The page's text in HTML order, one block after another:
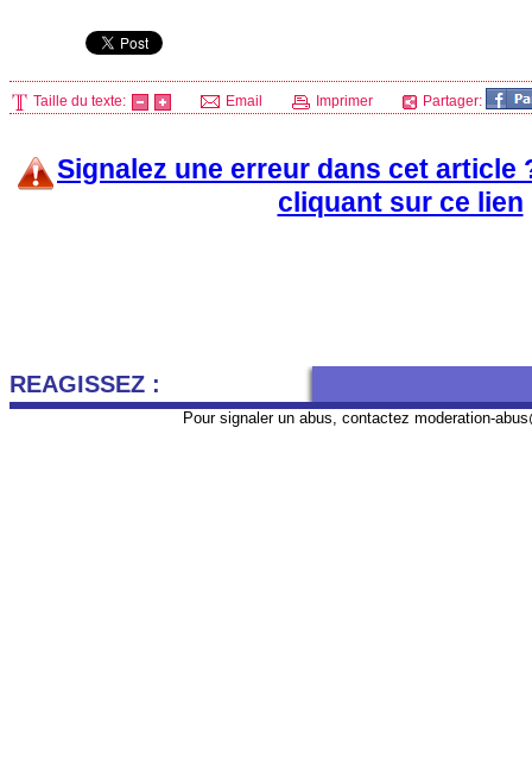
Taille du texte: Email Imprimer Partager:
Signalez une erreur dans cet article
cliquant sur ce lien
REAGISSEZ :
Pour signaler un abus, contactez moderation-